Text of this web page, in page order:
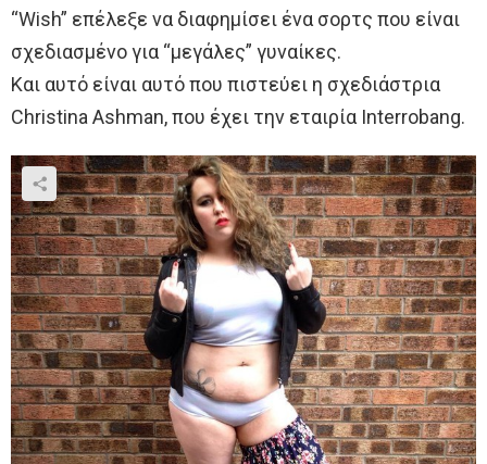
“Wish” επέλεξε να διαφημίσει ένα σορτς που είναι
σχεδιασμένο για “μεγάλες” γυναίκες.
Και αυτό είναι αυτό που πιστεύει η σχεδιάστρια
Christina Ashman, που έχει την εταιρία Interrobang.